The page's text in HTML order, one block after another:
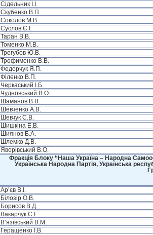
Сідельник І.І.
Скубенко В.П.
Соколов М.В.
Суслов Є.І.
Таран В.В.
Томенко М.В.
Трегубов Ю.В.
Трофименко В.В.
Федорчук Я.П.
Філенко В.П.
Черкаський І.Б.
Чудновський В.О.
Шаманов В.В.
Шевченко А.В.
Шевчук С.В.
Шишкіна Е.В.
Шиянов Б.А.
Шлемко Д.В.
Яворівський В.О.
Фракція Блоку “Наша Україна – Народна
Українська Народна Партія, Українська
Ар’єв В.І.
Білозір О.В.
Борисов В.Д.
Вакарчук С.І.
В’язівський В.М.
Геращенко І.В.